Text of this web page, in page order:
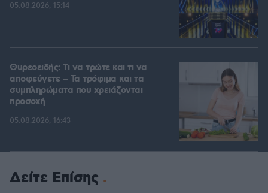
05.08.2026, 15:14
Θυρεοειδής: Τι να τρώτε και τι να
αποφεύγετε – Τα τρόφιμα και τα
συμπληρώματα που χρειάζονται
προσοχή
05.08.2026, 16:43
Δείτε Επίσης